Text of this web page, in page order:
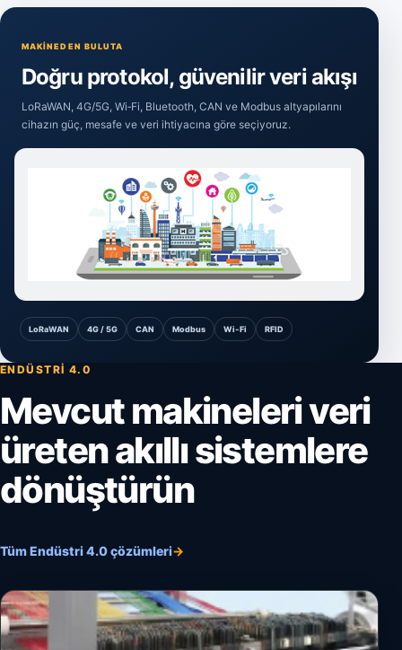
MAKINEDEN BULUTA
Doğru protokol, güvenilir veri akışı
LoRaWAN, 4G/5G, Wi‑Fi, Bluetooth, CAN ve Modbus altyapılarını
cihazın güç, mesafe ve veri ihtiyacına göre seçiyoruz.
LoRaWAN 4G / 5G CAN Modbus Wi‑Fi RFID
ENDÜSTRI 4.0
Mevcut makineleri veri
üreten akıllı sistemlere
dönüştürün
Tüm Endüstri 4.0 çözümleri→